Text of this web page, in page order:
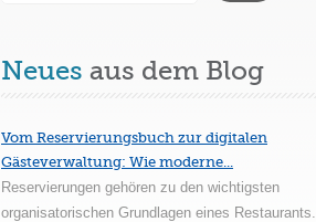
Neues aus dem Blog
Vom Reservierungsbuch zur digitalen
Gästeverwaltung: Wie moderne...
Reservierungen gehören zu den wichtigsten
organisatorischen Grundlagen eines Restaurants.